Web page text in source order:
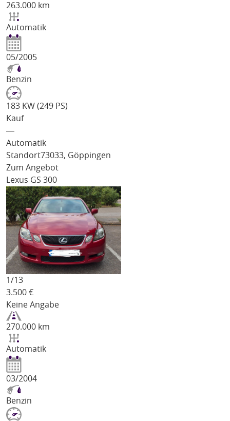
263.000 km
Automatik
05/2005
Benzin
183 KW (249 PS)
Kauf
―
Automatik
Standort73033, Göppingen
Zum Angebot
Lexus GS 300
1/13
3.500 €
Keine Angabe
270.000 km
Automatik
03/2004
Benzin